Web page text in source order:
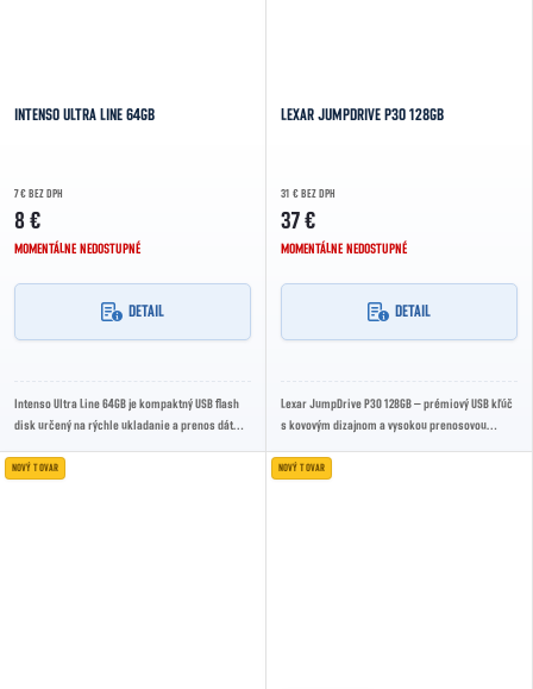
INTENSO ULTRA LINE 64GB
7 € BEZ DPH
8 €
MOMENTÁLNE NEDOSTUPNÉ
DETAIL
Intenso Ultra Line 64GB je kompaktný USB flash
disk určený na rýchle ukladanie a prenos dát
LEXAR JUMPDRIVE P30 128GB
31 € BEZ DPH
37 €
MOMENTÁLNE NEDOSTUPNÉ
DETAIL
Lexar JumpDrive P30 128GB – prémiový USB kľúč
s kovovým dizajnom a vysokou prenosovou
NOVÝ TOVAR NOVÝ TOVAR